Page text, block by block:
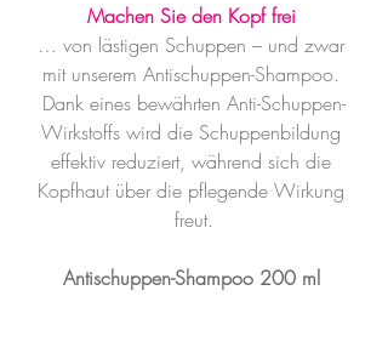
Machen Sie den Kopf frei
… von lästigen Schuppen – und zwar
mit unserem Antischuppen-Shampoo.
Dank eines bewährten Anti-Schuppen-
Wirkstoffs wird die Schuppenbildung
effektiv reduziert, während sich die
Kopfhaut über die pflegende Wirkung
freut.
Antischuppen-Shampoo 200 ml